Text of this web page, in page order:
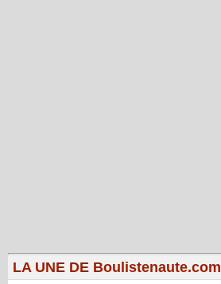
LA UNE DE Boulistenaute.com